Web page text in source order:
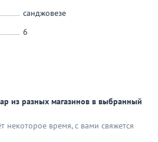
санджовезе
6
из разных магазинов в выбранный
некоторое время, с вами свяжется